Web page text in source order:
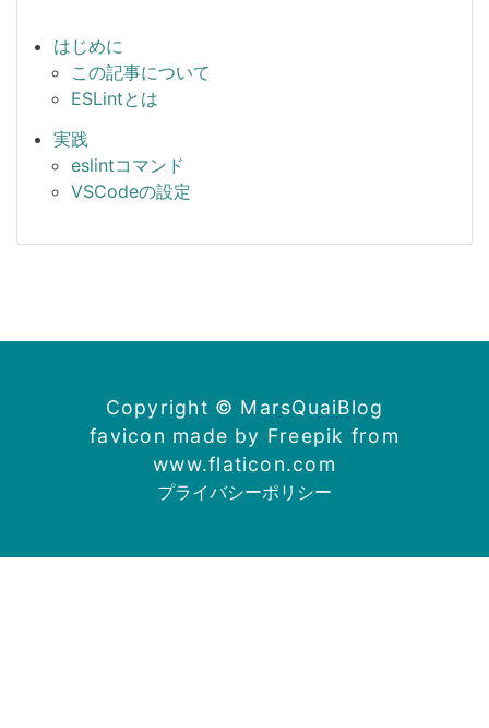
はじめに
この記事について
ESLintとは
実践
eslintコマンド
VSCodeの設定
Copyright © MarsQuaiBlog
favicon made by Freepik from
www.flaticon.com
プライバシーポリシー